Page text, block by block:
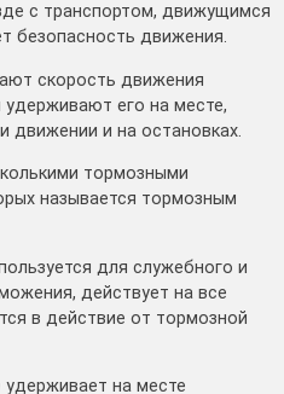
с транспортом, движущимся
безопасность движения.
скорость движения
его на месте,
движении и на остановках.
тормозными
называется тормозным
для служебного и
действует на все
в действие от тормозной
удерживает на месте